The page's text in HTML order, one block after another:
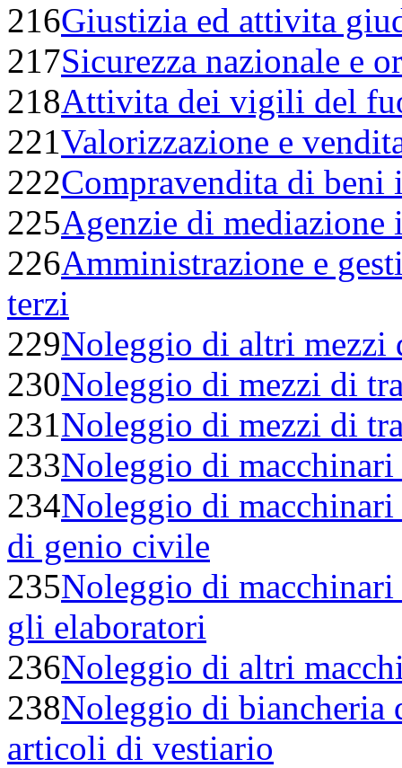
216Giustizia ed attivita
217Sicurezza nazionale e
218Attivita dei vigili del
221Valorizzazione e
222Compravendita di
225Agenzie di mediazione
226Amministrazione e
terzi
229Noleggio di altri mezzi
230Noleggio di mezzi di
231Noleggio di mezzi di
233Noleggio di macchinari
234Noleggio di
di genio civile
235Noleggio di
gli elaboratori
236Noleggio di altri
238Noleggio di biancheria
articoli di vestiario